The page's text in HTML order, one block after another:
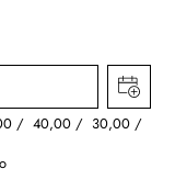
40,00 30,00